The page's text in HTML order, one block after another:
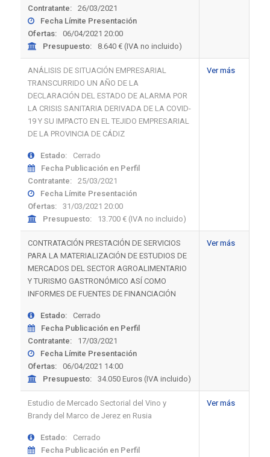
Contratante:
26/03/2021
Fecha Límite Presentación
Ofertas:
06/04/2021 20:00
Presupuesto:
8.640 € (IVA no incluido)
ANÁLISIS DE SITUACIÓN EMPRESARIAL
TRANSCURRIDO UN AÑO DE LA
DECLARACIÓN DEL ESTADO DE ALARMA POR
LA CRISIS SANITARIA DERIVADA DE LA COVID-
19 Y SU IMPACTO EN EL TEJIDO EMPRESARIAL
DE LA PROVINCIA DE CÁDIZ
Estado:
Cerrado
Fecha Publicación en Perfil
Contratante:
25/03/2021
Fecha Límite Presentación
Ofertas:
31/03/2021 20:00
Presupuesto:
13.700 € (IVA no incluido)
Ver más
CONTRATACIÓN PRESTACIÓN DE SERVICIOS
PARA LA MATERIALIZACIÓN DE ESTUDIOS DE
MERCADOS DEL SECTOR AGROALIMENTARIO
Y TURISMO GASTRONÓMICO ASÍ COMO
INFORMES DE FUENTES DE FINANCIACIÓN
Estado:
Cerrado
Fecha Publicación en Perfil
Contratante:
17/03/2021
Fecha Límite Presentación
Ofertas:
06/04/2021 14:00
Presupuesto:
34.050 Euros (IVA incluido)
Ver más
Estudio de Mercado Sectorial del Vino y
Brandy del Marco de Jerez en Rusia
Estado:
Cerrado
Fecha Publicación en Perfil
Ver más